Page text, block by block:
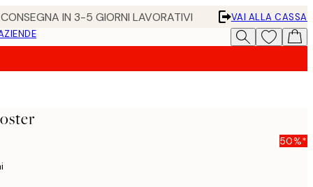
IN 3-5 GIORNI LAVORATIVI
VAI ALLA CASSA
50%*